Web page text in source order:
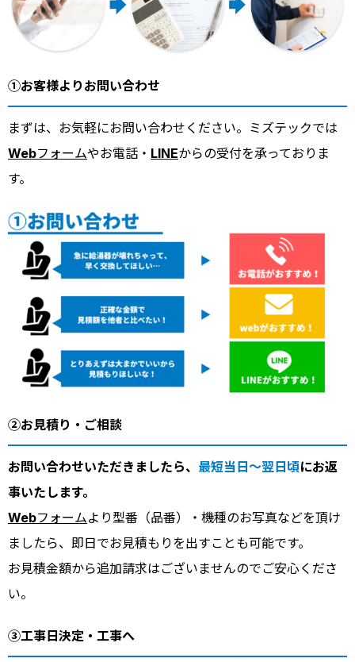
①お客様よりお問い合わせ
まずは、お気軽にお問い合わせください。ミズテックでは
Webフォームやお電話・ LINEからの受付を承っておりま
す。
②お見積り・ご相談
お問い合わせいただきましたら、 最短当日～翌日頃にお返
事いたします。
Webフォームより型番（品番）・機種のお写真などを頂け
ましたら、即日でお見積もりを出すことも可能です。
お見積金額から追加請求はございませんのでご安心くださ
い。
③工事日決定・工事へ